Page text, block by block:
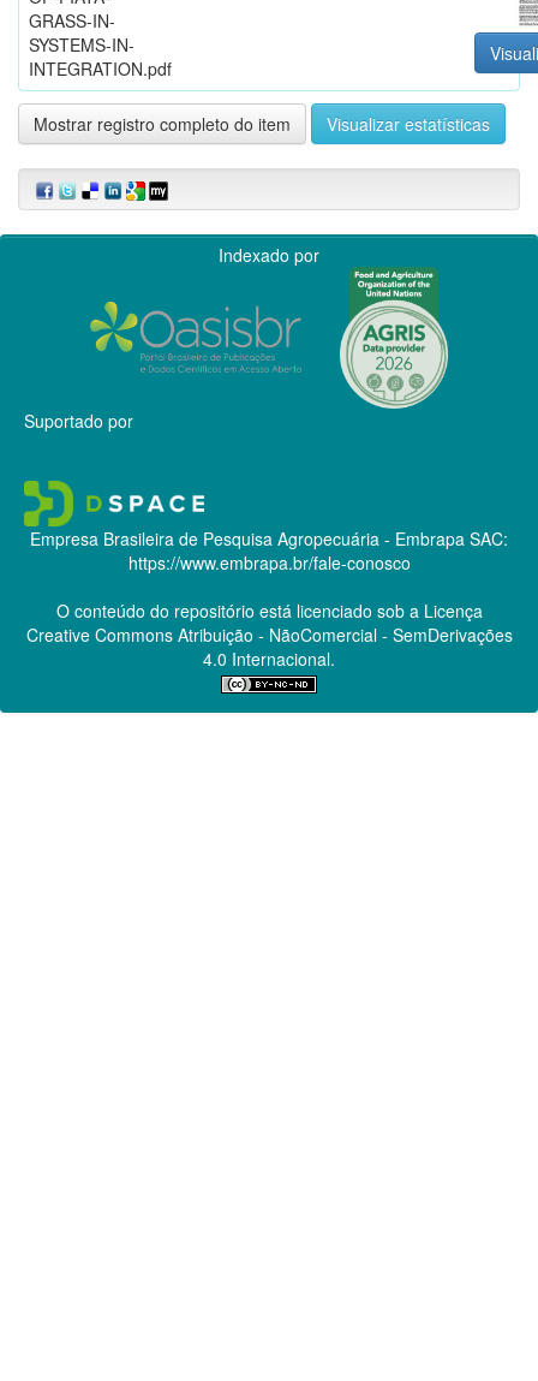
GRASS-IN-
SYSTEMS-IN-
INTEGRATION.pdf
Mostrar registro completo do item Visualizar estatísticas
Indexado por
Suportado por
Empresa Brasileira de Pesquisa Agropecuária - Embrapa SAC:
https://www.embrapa.br/fale-conosco
O conteúdo do repositório está licenciado sob a Licença
Creative CommonsAtribuição - NãoComercial - SemDerivações
4.0 Internacional.